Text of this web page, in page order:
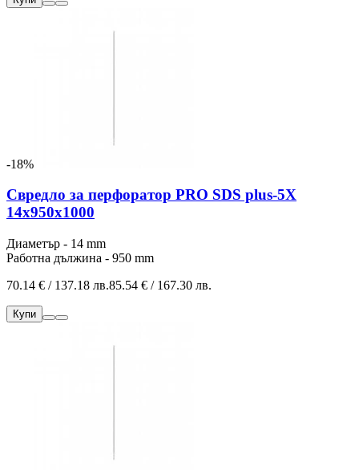
-18%
Свредло за перфоратор PRO SDS plus-5X
14x950x1000
Диаметър - 14 mm
Работна дължина - 950 mm
70.14 € / 137.18 лв.85.54 € / 167.30 лв.
Купи